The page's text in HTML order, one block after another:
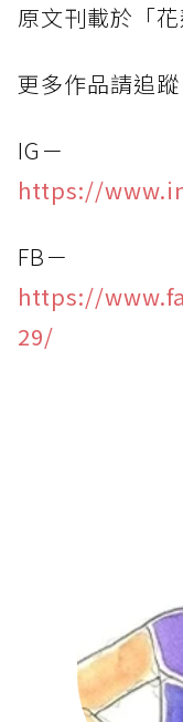
原文刊載於「花
更多作品請追蹤
IG－
https://
FB－
https://
29/